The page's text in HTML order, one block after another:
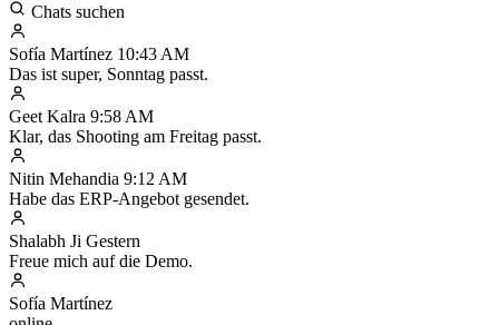
Chats suchen
Sofía Martínez 10:43 AM
Das ist super, Sonntag passt.
Geet Kalra 9:58 AM
Klar, das Shooting am Freitag passt.
Nitin Mehandia 9:12 AM
Habe das ERP-Angebot gesendet.
Shalabh Ji Gestern
Freue mich auf die Demo.
Sofía Martínez